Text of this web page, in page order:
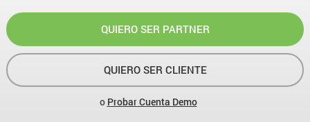
QUIERO SER PARTNER
QUIERO SER CLIENTE
o Probar Cuenta Demo